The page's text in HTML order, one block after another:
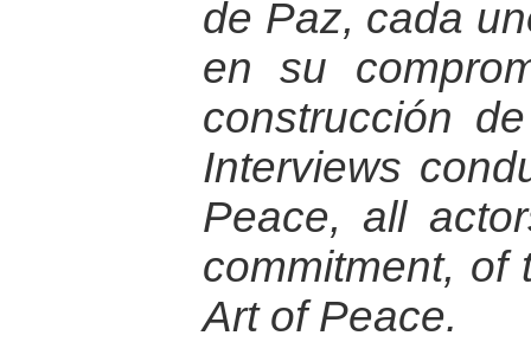
de Paz, cada
en su
construcción
Interviews
Peace, all
commitment, of
Art of Peace.